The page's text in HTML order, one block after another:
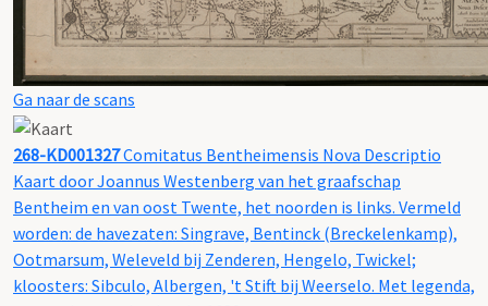
Ga naar de scans
268-KD001327Comitatus Bentheimensis Nova Descriptio
Kaart door Joannus Westenberg van het graafschap
Bentheim en van oost Twente, het noorden is links. Vermeld
worden: de havezaten: Singrave, Bentinck (Breckelenkamp),
Ootmarsum, Weleveld bij Zenderen, Hengelo, Twickel;
kloosters: Sibculo, Albergen, 't Stift bij Weerselo. Met legenda,